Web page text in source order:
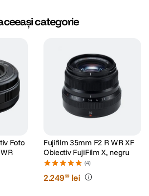
categorie
Foto
Fujifilm 35mm F2 R WR XF
Obiectiv FujiFilm X, negru
(4)
2.24999 lei